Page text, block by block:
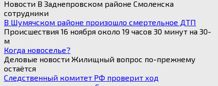
Новости В Заднепровском районе Смоленска
сотрудники
В Шумячском районе произошло смертельное ДТП
Происшествия 16 ноября около 19 часов 30 минут на 30-
м
Когда новоселье?
Деловые новости Жилищный вопрос по-прежнему
остаётся
Следственный комитет РФ проверит ход